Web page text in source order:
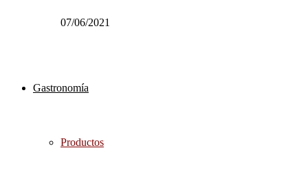
07/06/2021
Gastronomía
Productos